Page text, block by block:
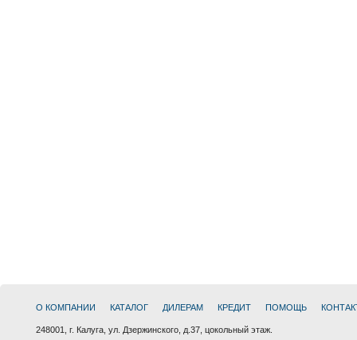
О КОМПАНИИ КАТАЛОГ ДИЛЕРАМ КРЕДИТ ПОМОЩЬ
248001, г. Калуга, ул. Дзержинского, д.37, цокольный этаж.